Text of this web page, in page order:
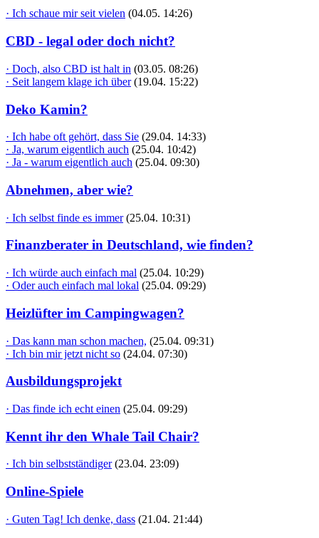
· Ich schaue mir seit vielen (04.05. 14:26)
CBD - legal oder doch nicht?
· Doch, also CBD ist halt in (03.05. 08:26)
· Seit langem klage ich über (19.04. 15:22)
Deko Kamin?
· Ich habe oft gehört, dass Sie (29.04. 14:33)
· Ja, warum eigentlich auch (25.04. 10:42)
· Ja - warum eigentlich auch (25.04. 09:30)
Abnehmen, aber wie?
· Ich selbst finde es immer (25.04. 10:31)
Finanzberater in Deutschland, wie finden?
· Ich würde auch einfach mal (25.04. 10:29)
· Oder auch einfach mal lokal (25.04. 09:29)
Heizlüfter im Campingwagen?
· Das kann man schon machen, (25.04. 09:31)
· Ich bin mir jetzt nicht so (24.04. 07:30)
Ausbildungsprojekt
· Das finde ich echt einen (25.04. 09:29)
Kennt ihr den Whale Tail Chair?
· Ich bin selbstständiger (23.04. 23:09)
Online-Spiele
· Guten Tag! Ich denke, dass (21.04. 21:44)